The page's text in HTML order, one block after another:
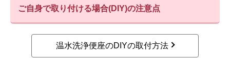
ご自身で取り付ける場合(DIY)の注意点
温水洗浄便座のDIYの取付方法